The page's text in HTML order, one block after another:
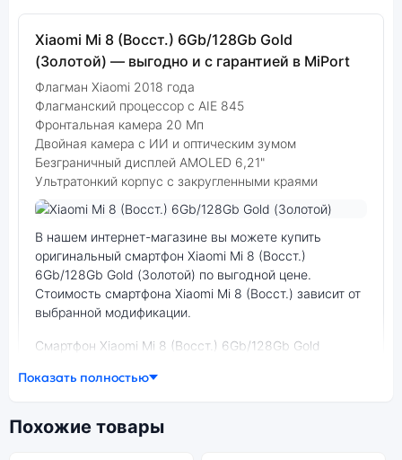
Xiaomi Mi 8 (Восст.) 6Gb/128Gb Gold
(Золотой) — выгодно и с гарантией в MiPort
Флагман Xiaomi 2018 года
Флагманский процессор с AIE 845
Фронтальная камера 20 Мп
Двойная камера с ИИ и оптическим зумом
Безграничный дисплей AMOLED 6,21"
Ультратонкий корпус с закругленными краями
В нашем интернет-магазине вы можете купить
оригинальный смартфон Xiaomi Mi 8 (Восст.)
6Gb/128Gb Gold (Золотой) по выгодной цене.
Стоимость смартфона Xiaomi Mi 8 (Восст.) зависит от
выбранной модификации.
смартфон Xiaomi Mi 8 (Восст.) 6Gb/128Gb Gold
производительности и дизайна. Модель доступна в
свои задачи.
Показать полностью
Похожие товары